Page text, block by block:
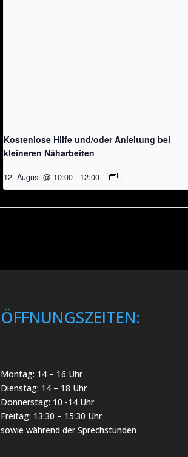
Kostenlose Hilfe und/oder Anleitung bei
kleineren Näharbeiten
12. August @ 10:00 - 12:00
ÖFFNUNGSZEITEN:
Montag: 14 – 16 Uhr
Dienstag: 14 – 18 Uhr
Donnerstag: 10 -14 Uhr
Freitag: 13:30 – 15:30 Uhr
sowie während der Sprechstunden